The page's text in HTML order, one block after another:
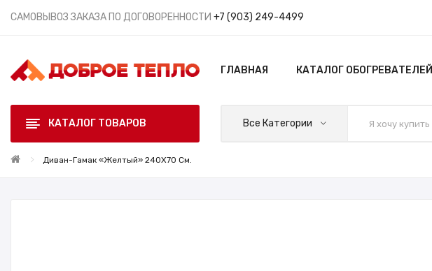
САМОВЫВОЗ ЗАКАЗА ПО ДОГОВОРЕННОСТИ +7 (903) 249-4499
ГЛАВНАЯ КАТАЛОГ ОБОГРЕВАТЕЛЕЙ
КАТАЛОГ ТОВАРОВ Все Категории
Диван-Гамак «желтый» 240X70 См.